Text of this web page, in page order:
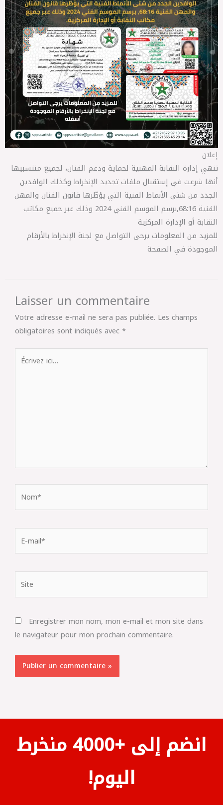
إعلان
تنهي إدارة النقابة المهنية لحماية ودعم الفنان، لجميع منتسبيها
أنها شرعت في إستقبال ملفات تجديد الإنخراط وكذلك الوافدين
الجدد من شتى الأنماط الفنية التي يؤطّرها قانون الفنان والمهن
الفنية 68:16,برسم الموسم الفني 2024 وذلك عبر جميع مكاتب
النقابة أو الإدارة المركزية
للمزيد من المعلومات يرجى التواصل مع لجنة الإنخراط بالأرقام
الموجودة في الصفحة
Laisser un commentaire
Votre adresse e-mail ne sera pas publiée. Les champs
obligatoires sont indiqués avec *
Écrivez
ici…
mail*
Enregistrer mon nom, mon e-mail et mon site dans
le navigateur pour mon prochain commentaire.
انضم إلى +4000 منخرط
اليوم!